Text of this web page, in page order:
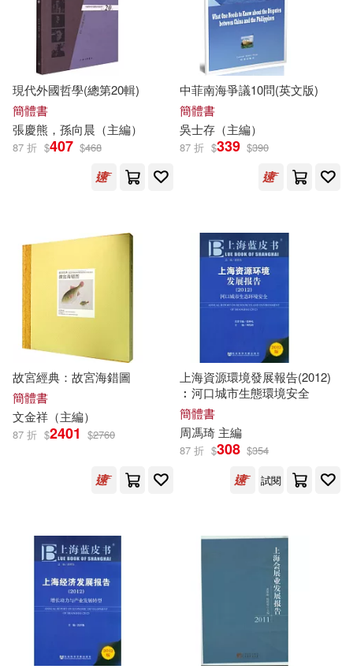
李輝 編(7)
楊建飛（主編）(7) 極楽(7)
汪耀華（主編）(7)
舒國瀅（主編）(7) 蔡登山(7)
蔣勳(7)
蘇智良（主編）(7)
袁筱一（主編）(7) 許子東(7)
陳昶（主編）(7)
陳燮君（主編）(7)
陳長海（主編）(7) 馮友蘭(7)
福建人民出版社(36)
YAMABUKI(35)
YG ENTERTAINMENT(35)
吉林文史出版社(35)
江蘇美術出版社(35)
湖北科學技術出版社(35)
生命潛能(35) 野人(35)
南開大學出版社(34)
山東大學出版社(32)
湖南人民出版社(32)
中國紡織出版社(31)
現代外國哲學(總第20輯)
簡體書
張慶熊，孫向晨（主編）
87 折 $407 $468
中菲南海爭議10問(英文版)
簡體書
吳士存（主編）
87 折 $339 $390
故宮經典：故宮海錯圖
簡體書
文金祥（主編）
87 折 $2401 $2760
上海資源環境發展報告(2012)
︰河口城市生態環境安全
簡體書
周馮琦 主編
87 折 $308 $354
試閱